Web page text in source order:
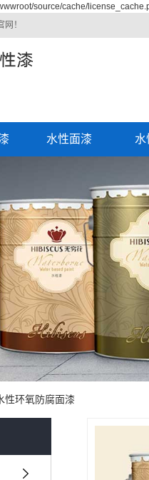
source/cache/
！
水性面漆 水
性环氧防腐面漆